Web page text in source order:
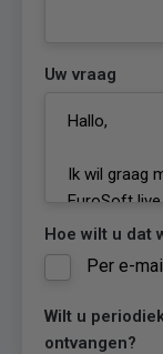
Uw vraag
Hoe wilt u dat
Per e-
Wilt u
ontvangen?